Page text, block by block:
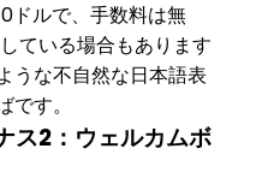
ドルで、手数料は無
ている場合もあります
うな不自然な日本語表
す。
ス2：ウェルカムボ